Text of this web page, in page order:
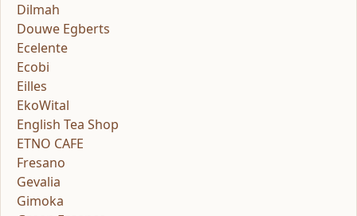
Dilmah
Douwe Egberts
Ecelente
Ecobi
Eilles
EkoWital
English Tea Shop
ETNO CAFE
Fresano
Gevalia
Gimoka